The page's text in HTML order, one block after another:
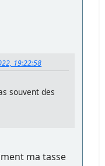
19:22:58
souvent des
ma tasse